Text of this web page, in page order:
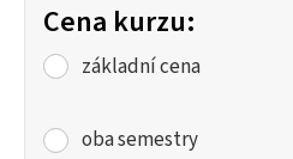
Cena kurzu:
základní cena
oba semestry